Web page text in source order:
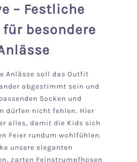
– Festliche
für besondere
Anlässe soll das Outfit
abgestimmt sein und
Socken und
dürfen nicht fehlen. Hier
alles, damit die Kids sich
Feier rundum wohlfühlen.
unsere eleganten
zarten Feinstrumpfhosen